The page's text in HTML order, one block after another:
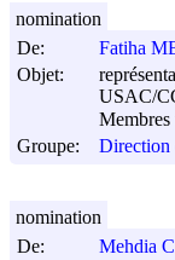
De:
Fatiha
Objet:
USAC/
Membres
Groupe:
Direction
nomination
De:
Mehdia
nomination